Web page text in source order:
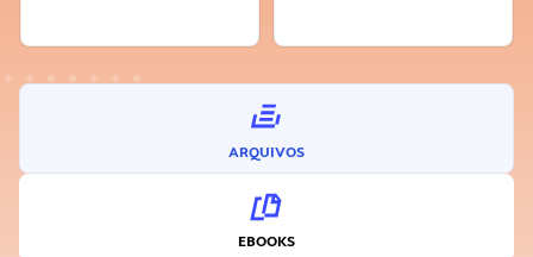
ARQUIVOS
EBOOKS